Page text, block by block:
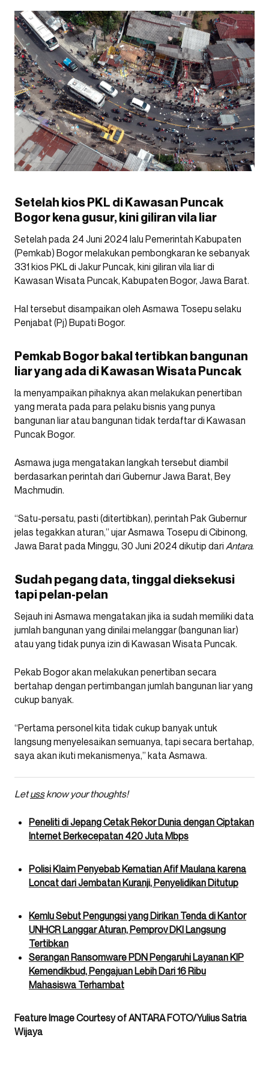
Setelah kios PKL di Kawasan Puncak
Bogor kena gusur, kini giliran vila liar
Setelah pada 24 Juni 2024 lalu Pemerintah Kabupaten
(Pemkab) Bogor melakukan pembongkaran ke sebanyak
331 kios PKL di Jakur Puncak, kini giliran vila liar di
Kawasan Wisata Puncak, Kabupaten Bogor, Jawa Barat.
Hal tersebut disampaikan oleh Asmawa Tosepu selaku
Penjabat (Pj) Bupati Bogor.
Pemkab Bogor bakal tertibkan bangunan
liar yang ada di Kawasan Wisata Puncak
Ia menyampaikan pihaknya akan melakukan penertiban
yang merata pada para pelaku bisnis yang punya
bangunan liar atau bangunan tidak terdaftar di Kawasan
Puncak Bogor.
Asmawa juga mengatakan langkah tersebut diambil
berdasarkan perintah dari Gubernur Jawa Barat, Bey
Machmudin.
“Satu-persatu, pasti (ditertibkan), perintah Pak Gubernur
jelas tegakkan aturan,” ujar Asmawa Tosepu di Cibinong,
Jawa Barat pada Minggu, 30 Juni 2024 dikutip dari Antara.
Sudah pegang data, tinggal dieksekusi
tapi pelan-pelan
Sejauh ini Asmawa mengatakan jika ia sudah memiliki data
jumlah bangunan yang dinilai melanggar (bangunan liar)
atau yang tidak punya izin di Kawasan Wisata Puncak.
Pekab Bogor akan melakukan penertiban secara
bertahap dengan pertimbangan jumlah bangunan liar yang
cukup banyak.
“Pertama personel kita tidak cukup banyak untuk
langsung menyelesaikan semuanya, tapi secara bertahap,
saya akan ikuti mekanismenya,” kata Asmawa.
Letussknow your thoughts!
Peneliti di Jepang Cetak Rekor Dunia dengan Ciptakan
Internet Berkecepatan 420 Juta Mbps
Polisi Klaim Penyebab Kematian Afif Maulana karena
Loncat dari Jembatan Kuranji, Penyelidikan Ditutup
Kemlu Sebut Pengungsi yang Dirikan Tenda di Kantor
UNHCR Langgar Aturan, Pemprov DKI Langsung
Tertibkan
Serangan Ransomware PDN Pengaruhi Layanan KIP
Kemendikbud, Pengajuan Lebih Dari 16 Ribu
Mahasiswa Terhambat
Feature Image Courtesy of ANTARA FOTO/Yulius Satria
Wijaya